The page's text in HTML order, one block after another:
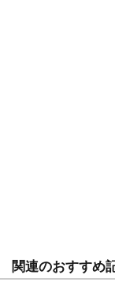
関連のおすすめ